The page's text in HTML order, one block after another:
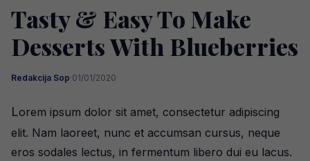
Tasty & Easy To Make
Desserts With Blueberries
Redakcija Sop·01/01/2020
Lorem ipsum dolor sit amet, consectetur adipiscing
elit. Nam laoreet, nunc et accumsan cursus, neque
eros sodales lectus, in fermentum libero dui eu lacus.